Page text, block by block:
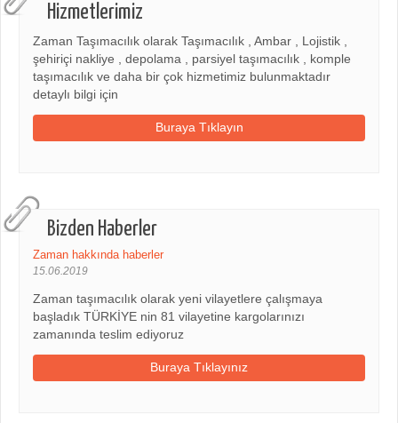
Hizmetlerimiz
Zaman Taşımacılık olarak Taşımacılık , Ambar , Lojistik ,
şehiriçi nakliye , depolama , parsiyel taşımacılık , komple
taşımacılık ve daha bir çok hizmetimiz bulunmaktadır
detaylı bilgi için
Buraya Tıklayın
Bizden Haberler
Zaman hakkında haberler
15.06.2019
Zaman taşımacılık olarak yeni vilayetlere çalışmaya
başladık TÜRKİYE nin 81 vilayetine kargolarınızı
zamanında teslim ediyoruz
Buraya Tıklayınız